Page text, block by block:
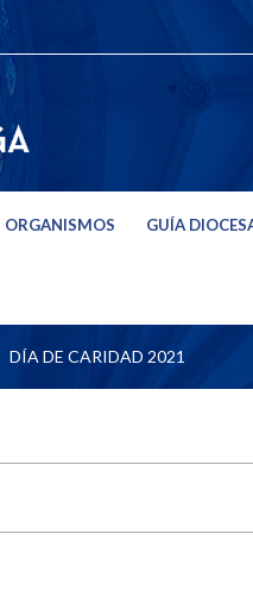
ORGANISMOS GUÍA
DÍA DE CARIDAD 2021